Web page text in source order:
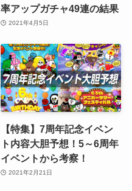
率アップガチャ49連の結果
2021年4月5日
【特集】7周年記念イベン
ト内容大胆予想！5～6周年
イベントから考察！
2021年2月21日